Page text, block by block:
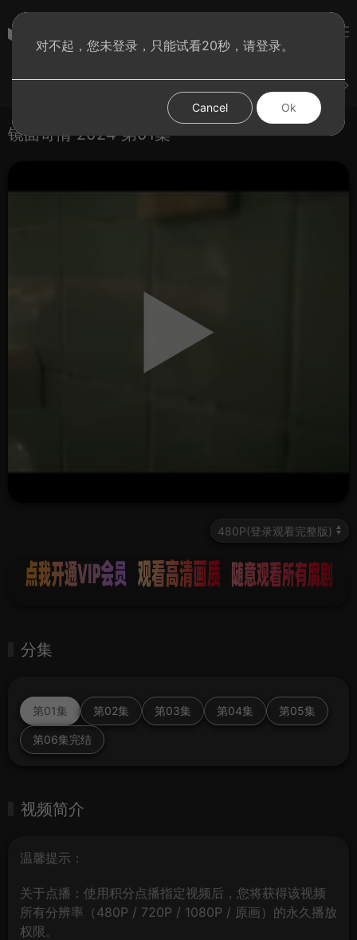
镜面奇情 2024 第01集
分集
第01集 第02集 第03集 第04集 第05集
第06集完结
视频简介
温馨提示：
关于点播：使用积分点播指定视频后，您将获得该视频
所有分辨率（480P / 720P / 1080P / 原画）的永久播放
权限。
对不起，您未登录，只能试看20秒，请登录。
Cancel Ok